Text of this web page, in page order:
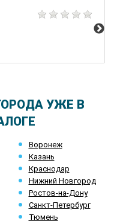
УЖЕ В
Воронеж
Казань
Краснодар
Нижний Новгород
Ростов-на-Дону
Санкт-Петербург
Тюмень